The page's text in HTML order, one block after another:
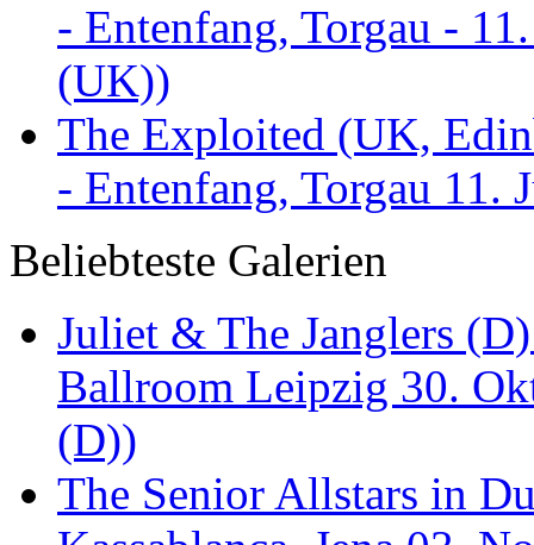
- Entenfang, Torgau -
(UK))
The Exploited (UK,
- Entenfang, Torgau
Beliebteste Galerien
Juliet & The Janglers
Ballroom Leipzig 30.
(D))
The Senior Allstars in